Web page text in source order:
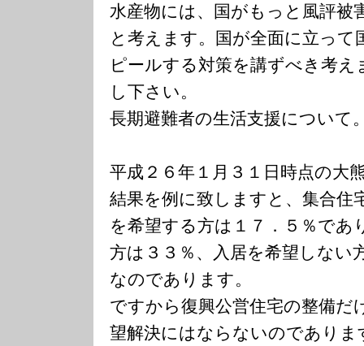
水産物には、国がもっと風評被
と考えます。国が全面に立って
ピールする対策を講ずべき考
し下さい。
長期避難者の生活支援について
平成２６年１月３１日時点の大
結果を例に致しますと、集合住
を希望する方は１７．５％であ
方は３３％、入居を希望しない
なのであります。
ですから復興公営住宅の整備だ
望解決にはならないのでありま